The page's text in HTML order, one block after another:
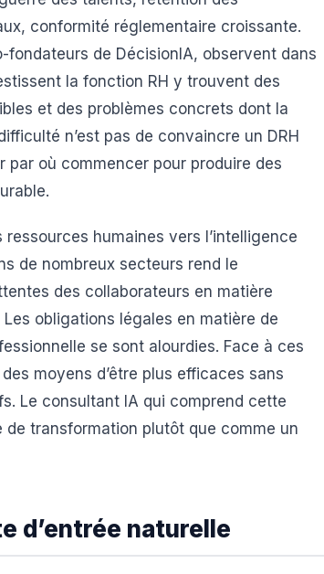
conformité réglementaire croissante.
de DécisionIA, observent dans
la fonction RH y trouvent des
et des problèmes concrets dont la
n’est pas de convaincre un DRH
par où commencer pour produire des
humaines vers l’intelligence
de nombreux secteurs rend le
des collaborateurs en matière
obligations légales en matière de
se sont alourdies. Face à ces
moyens d’être plus efficaces sans
Le consultant IA qui comprend cette
transformation plutôt que comme un
d’entrée naturelle